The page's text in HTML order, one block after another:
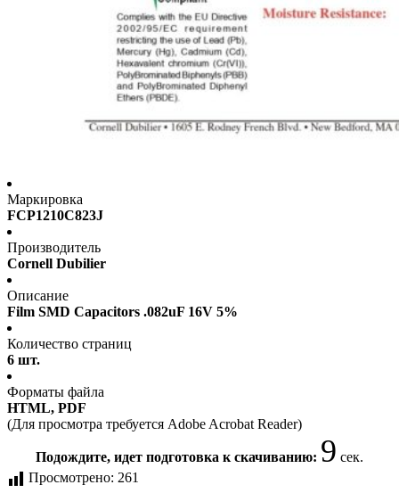
Маркировка
FCP1210C823J
Производитель
Cornell Dubilier
Описание
Film SMD Capacitors .082uF 16V 5%
Количество страниц
6 шт.
Форматы файла
HTML, PDF
(Для просмотра требуется Adobe Acrobat Reader)
Подождите, идет подготовка к скачиванию: 9 сек.
Просмотрено: 261